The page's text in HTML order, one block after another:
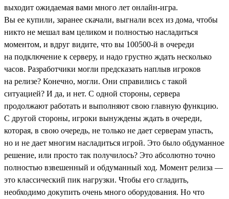
выходит ожидаемая вами много лет онлайн-игра.
Вы ее купили, заранее скачали, выгнали всех из дома, чтобы
никто не мешал вам целиком и полностью насладиться
моментом, и вдруг видите, что вы 100500-й в очереди
на подключение к серверу, и надо грустно ждать несколько
часов. Разработчики могли предсказать наплыв игроков
на релизе? Конечно, могли. Они справились с такой
ситуацией? И да, и нет. С одной стороны, сервера
продолжают работать и выполняют свою главную функцию.
С другой стороны, игроки вынуждены ждать в очереди,
которая, в свою очередь, не только не дает серверам упасть,
но и не дает многим насладиться игрой. Это было обдуманное
решение, или просто так получилось? Это абсолютно точно
полностью взвешенный и обдуманный ход. Момент релиза —
это классический пик нагрузки. Чтобы его сгладить,
необходимо докупить очень много оборудования. Но что